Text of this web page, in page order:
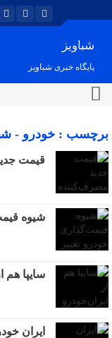
شباویز
پایگاه خبری شباویز
برچسب : خودرو -
قیمت
شیوه
سایپا هم
ایران